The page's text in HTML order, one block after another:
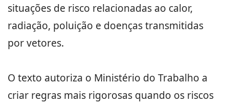
situações de risco relacionadas ao calor,
radiação, poluição e doenças transmitidas
por vetores.
O texto autoriza o Ministério do Trabalho a
criar regras mais rigorosas quando os riscos